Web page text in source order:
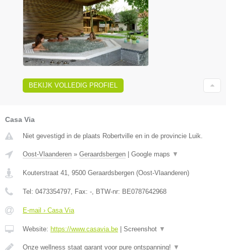
BEKIJK VOLLEDIG PROFIEL
Casa Via
Niet gevestigd in de plaats Robertville en in de provincie Luik.
Oost-Vlaanderen » Geraardsbergen Google maps ▼
Kouterstraat 41, 9500 Geraardsbergen (Oost-Vlaanderen)
Tel: 0473354797, Fax: -, BTW-nr: BE0787642968
E-mail › Casa Via
Website: https://www.casavia.be Screenshot ▼
Onze wellness staat garant voor pure ontspanning! ▼